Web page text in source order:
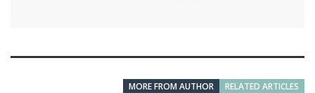
RELATED ARTICLES
MORE FROM AUTHOR